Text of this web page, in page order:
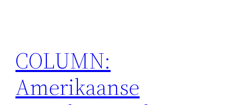
COLUMN:
Amerikaanse